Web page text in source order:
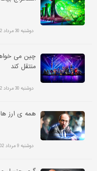
دوشنبه 30 مرداد 1402
چین می
منتقل کند
دوشنبه 30 مرداد 1402
همه ی ارز
دوشنبه 9 مرداد 1402